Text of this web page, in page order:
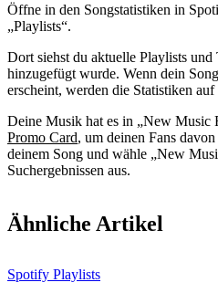
Öffne in den Songstatistiken in
„Playlists“.
Dort siehst du aktuelle Playlists
hinzugefügt wurde. Wenn dein
erscheint, werden die Statistiken auf
Deine Musik hat es in „New Music
Promo Card, um deinen Fans
deinem Song und wähle „New
Suchergebnissen aus.
Ähnliche Artikel
Spotify Playlists